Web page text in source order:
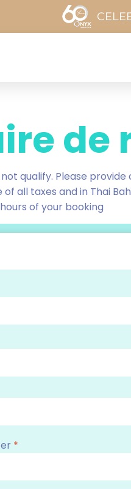
qualify. Please
all taxes and in Thai
of your booking
*